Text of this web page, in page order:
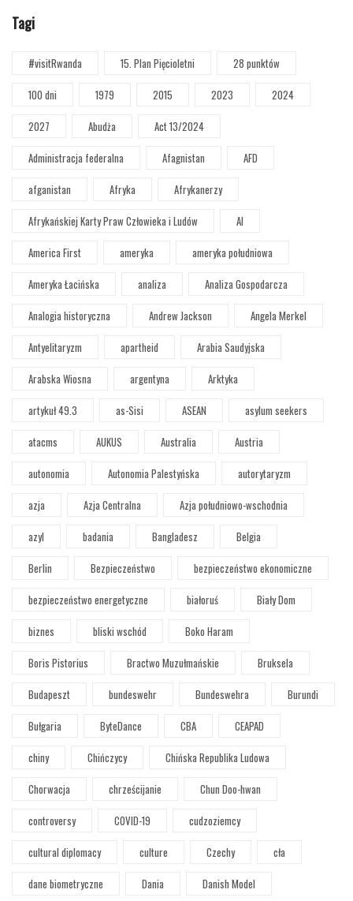
Tagi
#visitRwanda 15. Plan Pięcioletni
28 punktów
100 dni
1979 2015 2023
2024
2027
Abudża
Act 13/2024
Administracja federalna
Afagnistan
AFD
afganistan
Afryka
Afrykanerzy
Afrykańskiej Karty Praw Człowieka i Ludów
AI
America First
ameryka
ameryka południowa
Ameryka Łacińska
analiza
Analiza Gospodarcza
Analogia historyczna
Andrew Jackson
Angela Merkel
Antyelitaryzm
apartheid
Arabia Saudyjska
Arabska Wiosna
argentyna
Arktyka
artykuł 49.3
as-Sisi ASEAN
asylum seekers
atacms
AUKUS Australia
Austria
autonomia
Autonomia Palestyńska
autorytaryzm
azja
Azja Centralna
Azja południowo-wschodnia
azyl
badania Bangladesz
Belgia
Berlin
Bezpieczeństwo
bezpieczeństwo ekonomiczne
bezpieczeństwo energetyczne
białoruś
Biały Dom
biznes
bliski wschód
Boko Haram
Boris Pistorius
Bractwo Muzułmańskie
Bruksela
Budapeszt
bundeswehr Bundeswehra
Burundi
Bułgaria
ByteDance CBA
CEAPAD
chiny
Chińczycy
Chińska Republika Ludowa
Chorwacja
chrześcijanie
Chun Doo-hwan
controversy
COVID-19
cudzoziemcy
cultural diplomacy
culture Czechy
cła
dane biometryczne
Dania Danish Model